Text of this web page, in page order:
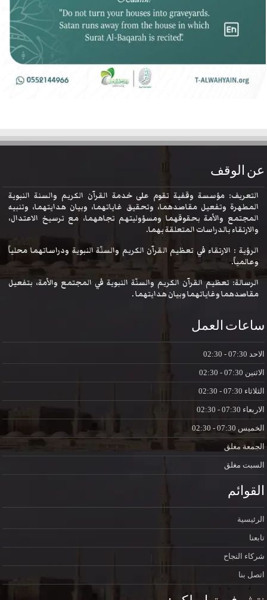
عن الوقف
التعريف: مؤسسة وقفية تقوم على خدمة القرآن الكريم والسنة النبوية
المطهرة وتفعيل مقاصدهما، وتحقيق غاياتهما، وبيان هدايتهما، وتنبيه
المجتمع والأمة بحقوقهما ومسؤوليتهم تجاههما، مع ترسيخ الاعتدال،
والارتقاء بالدراسات المتعلقة بهما.
الرؤية : الارتقاء في تعظيم القرآن الكريم والسنّة النبوية ودراساتهما محلياً
وعالمياً.
الرسالة: تعظيم القرآن الكريم والسنّة النبوية في المجتمع والأمة، بتفعيل
مقاصدهما وغاياتهما وبيان هدايتهما .
ساعات العمل
الاحد
الاثنين
الثلاثاء
الاربعاء
الخميس
الجمعة مغلق
السبت مغلق
القوائم
الرئيسية
تابعنا
شركاء النجاح
اتصل بنا